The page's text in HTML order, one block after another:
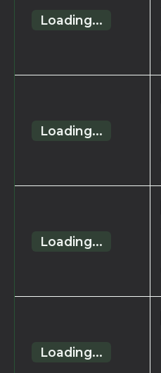
Loading...
Loading...
Loading...
Loading...